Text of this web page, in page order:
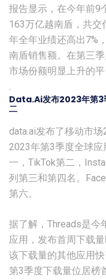
报告显示，在今年前9
163万亿越南盾，共交
年全年业绩还高出7%
南盾销售额。在第三
市场份额明显上升的平
.
Data.ai发布2023年第3
二
data.ai发布了移动市
2023年第3季度全球
一，TikTok第二，
列第三和第四名。
第六。
据了解，Threads是今
应用，发布首周下载
该下载量的其他应用
第3季度下载量位居榜